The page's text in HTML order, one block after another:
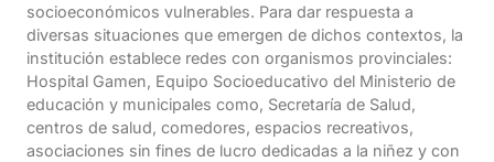
socioeconómicos vulnerables. Para dar respuesta a
diversas situaciones que emergen de dichos contextos, la
institución establece redes con organismos provinciales:
Hospital Gamen, Equipo Socioeducativo del Ministerio de
educación y municipales como, Secretaría de Salud,
centros de salud, comedores, espacios recreativos,
asociaciones sin fines de lucro dedicadas a la niñez y con